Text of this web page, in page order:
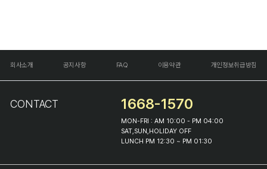
회사소개 공지사항 FAQ 이용약관 개인정보취급방침
CONTACT 1668-1570
MON-FRI : AM 10:00 - PM 04:00
SAT,SUN,HOLIDAY OFF
LUNCH PM 12:30 ~ PM 01:30